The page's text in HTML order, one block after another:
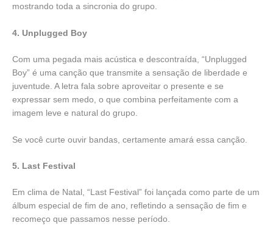
mostrando toda a sincronia do grupo.
4. Unplugged Boy
Com uma pegada mais acústica e descontraída, “Unplugged
Boy” é uma canção que transmite a sensação de liberdade e
juventude. A letra fala sobre aproveitar o presente e se
expressar sem medo, o que combina perfeitamente com a
imagem leve e natural do grupo.
Se você curte ouvir bandas, certamente amará essa canção.
5. Last Festival
Em clima de Natal, “Last Festival” foi lançada como parte de um
álbum especial de fim de ano, refletindo a sensação de fim e
recomeço que passamos nesse período.